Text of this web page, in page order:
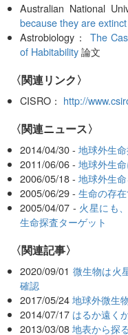
Australian National
because they are extinct
Astrobiology： The
of Habitability論文
〈関連リンク〉
CISRO： http://
〈関連ニュース〉
2014/04/30 -地球外生
2011/06/06 -地球外生
2006/05/18 -地球外生
2005/06/29 -生命の存
2005/04/07 - 火星にも
生命探査ターゲット
関連記事
2020/09/01 微生物は火
確認
2017/05/24 地球外微生
2014/07/17 はるか遠く
2013/03/08 地表から探